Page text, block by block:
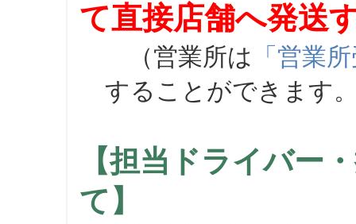
て直接店舗へ発送
（営業所は 「営業
することができます
【担当ドライバー
て】